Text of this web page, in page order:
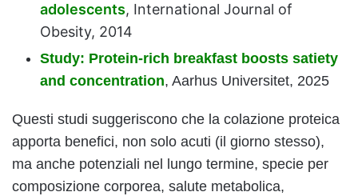
adolescents, International Journal of
Obesity, 2014
Study: Protein-rich breakfast boosts satiety
and concentration, Aarhus Universitet, 2025
Questi studi suggeriscono che la colazione proteica
apporta benefici, non solo acuti (il giorno stesso),
ma anche potenziali nel lungo termine, specie per
composizione corporea, salute metabolica,